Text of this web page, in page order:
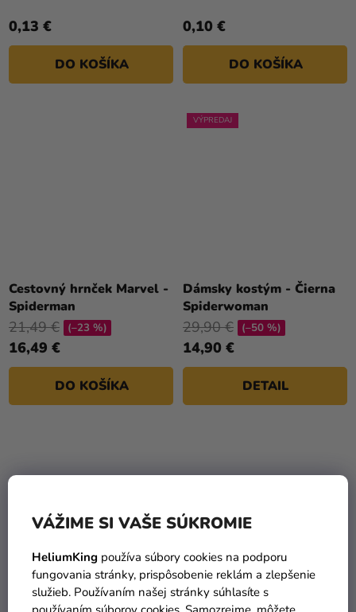
VÁŽIME SI VAŠE SÚKROMIE
HeliumKing používa súbory cookies na podporu
fungovania stránky, prispôsobenie reklám a zlepšenie
služieb. Používaním našej stránky súhlasíte s
0,13 €
DO KOŠÍKA
0,10 €
DO KOŠÍKA
Cestovný hrnček Marvel -
Spiderman
16,49 €
21,49 € (–23 %)
DO KOŠÍKA
VÝPREDAJ
Dámsky kostým - Čierna
Spiderwoman
14,90 €
29,90 € (–50 %)
DETAIL